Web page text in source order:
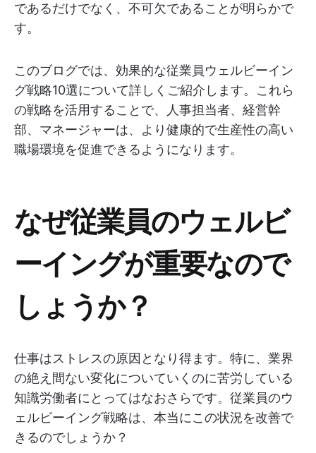
であるだけでなく、不可欠であることが明らかで
す。
このブログでは、効果的な従業員ウェルビーイン
グ戦略10選について詳しくご紹介します。これら
の戦略を活用することで、人事担当者、経営幹
部、マネージャーは、より健康的で生産性の高い
職場環境を促進できるようになります。
なぜ従業員のウェルビ
ーイングが重要なので
しょうか？
仕事はストレスの原因となり得ます。特に、業界
の絶え間ない変化についていくのに苦労している
知識労働者にとってはなおさらです。従業員のウ
ェルビーイング戦略は、本当にこの状況を改善で
きるのでしょうか？